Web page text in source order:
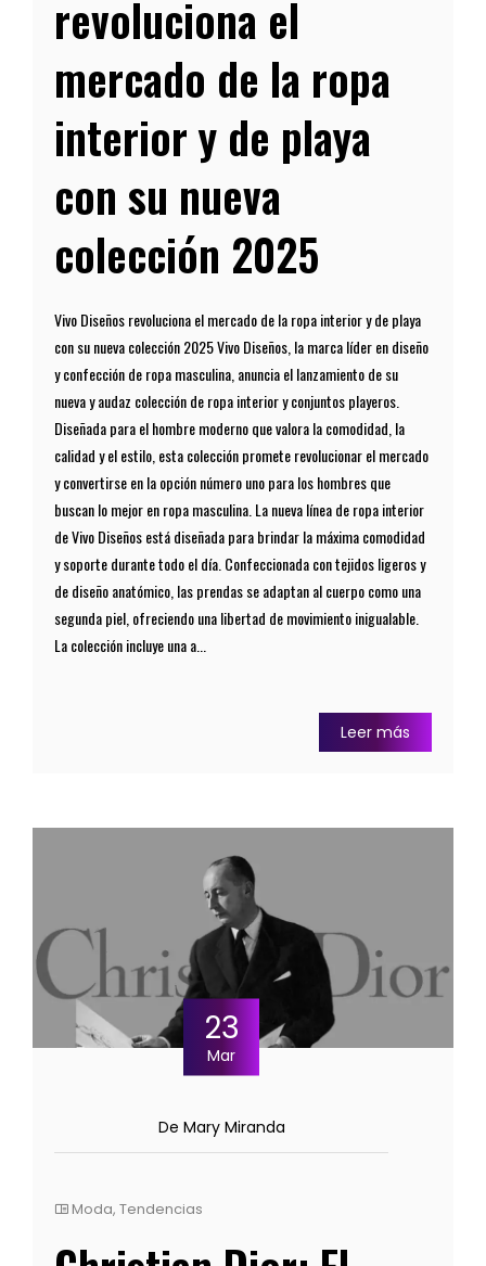
revoluciona el
mercado de la ropa
interior y de playa
con su nueva
colección 2025
Vivo Diseños revoluciona el mercado de la ropa interior y de playa
con su nueva colección 2025 Vivo Diseños, la marca líder en diseño
y confección de ropa masculina, anuncia el lanzamiento de su
nueva y audaz colección de ropa interior y conjuntos playeros.
Diseñada para el hombre moderno que valora la comodidad, la
calidad y el estilo, esta colección promete revolucionar el mercado
y convertirse en la opción número uno para los hombres que
buscan lo mejor en ropa masculina. La nueva línea de ropa interior
de Vivo Diseños está diseñada para brindar la máxima comodidad
y soporte durante todo el día. Confeccionada con tejidos ligeros y
de diseño anatómico, las prendas se adaptan al cuerpo como una
segunda piel, ofreciendo una libertad de movimiento inigualable.
La colección incluye una a...
Leer más
23
Mar
De Mary Miranda
Moda, Tendencias